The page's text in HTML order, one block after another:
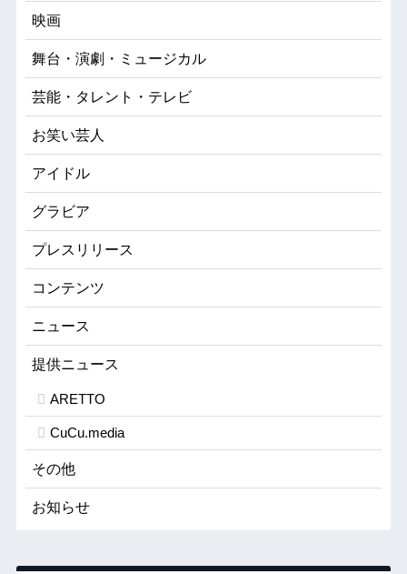
映画
舞台・演劇・ミュージカル
芸能・タレント・テレビ
お笑い芸人
アイドル
グラビア
プレスリリース
コンテンツ
ニュース
提供ニュース
ARETTO
CuCu.media
その他
お知らせ